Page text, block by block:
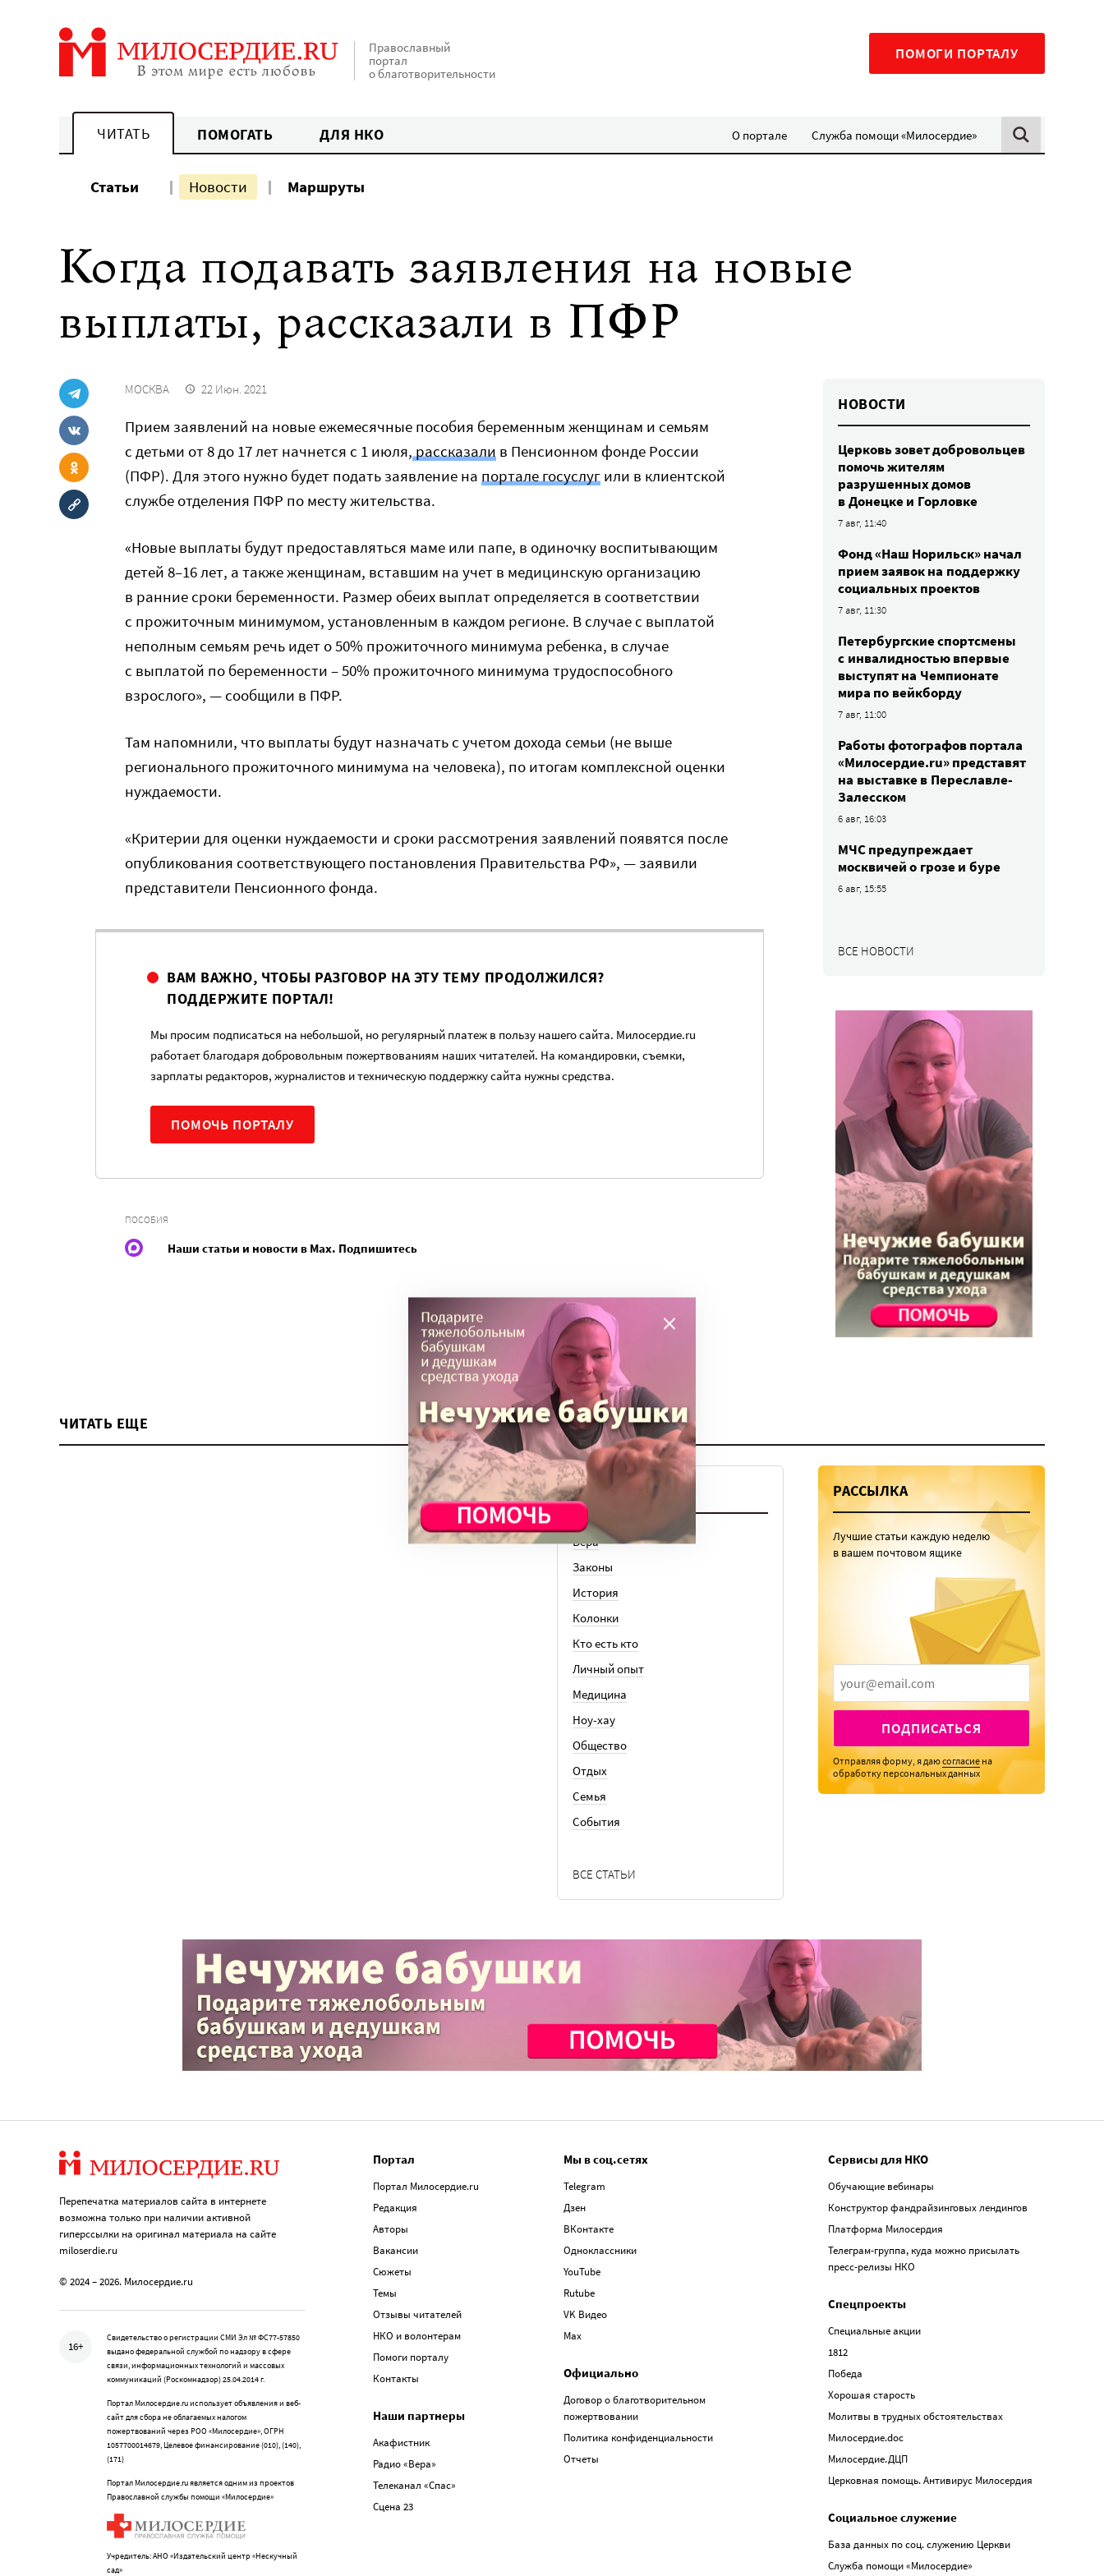
Православный
портал
о благотворительности
ПОМОГИ ПОРТАЛУ
ЧИТАТЬ ПОМОГАТЬ ДЛЯ НКО О портале Служба помощи «Милосердие»
Статьи Новости Маршруты
Когда подавать заявления на новые
выплаты, рассказали в ПФР
МОСКВА 22 Июн. 2021
Прием заявлений на новые ежемесячные пособия беременным женщинам и семьям
с детьми от 8 до 17 лет начнется с 1 июля,рассказали в Пенсионном фонде России
(ПФР). Для этого нужно будет подать заявление на портале госуслуг или в клиентской
службе отделения ПФР по месту жительства.
«Новые выплаты будут предоставляться маме или папе, в одиночку воспитывающим
детей 8–16 лет, а также женщинам, вставшим на учет в медицинскую организацию
в ранние сроки беременности. Размер обеих выплат определяется в соответствии
с прожиточным минимумом, установленным в каждом регионе. В случае с выплатой
неполным семьям речь идет о 50% прожиточного минимума ребенка, в случае
с выплатой по беременности – 50% прожиточного минимума трудоспособного
взрослого», — сообщили в ПФР.
Там напомнили, что выплаты будут назначать с учетом дохода семьи (не выше
регионального прожиточного минимума на человека), по итогам комплексной оценки
нуждаемости.
«Критерии для оценки нуждаемости и сроки рассмотрения заявлений появятся после
опубликования соответствующего постановления Правительства РФ», — заявили
представители Пенсионного фонда.
ВАМ ВАЖНО, ЧТОБЫ РАЗГОВОР НА ЭТУ ТЕМУ ПРОДОЛЖИЛСЯ?
ПОДДЕРЖИТЕ ПОРТАЛ!
Мы просим подписаться на небольшой, но регулярный платеж в пользу нашего сайта. Милосердие.ru
работает благодаря добровольным пожертвованиям наших читателей. На командировки, съемки,
зарплаты редакторов, журналистов и техническую поддержку сайта нужны средства.
ПОМОЧЬ ПОРТАЛУ
ПОСОБИЯ
Наши статьи и новости в Max. Подпишитесь
НОВОСТИ
Церковь зовет добровольцев
помочь жителям
разрушенных домов
в Донецке и Горловке
7 авг, 11:40
Фонд «Наш Норильск» начал
прием заявок на поддержку
социальных проектов
7 авг, 11:30
Петербургские спортсмены
c инвалидностью впервые
выступят на Чемпионате
мира по вейкборду
7 авг, 11:00
Работы фотографов портала
«Милосердие.ru» представят
на выставке в Переславле-
Залесском
6 авг, 16:03
МЧС предупреждает
москвичей о грозе и буре
6 авг, 15:55
ВСЕ НОВОСТИ
ЧИТАТЬ ЕЩЕ
ТЕМЫ
Вера
Законы
История
Колонки
Кто есть кто
Личный опыт
Медицина
Ноу-хау
Общество
Отдых
Семья
События
ВСЕ СТАТЬИ
РАССЫЛКА
Лучшие статьи каждую неделю
в вашем почтовом ящике
ПОДПИСАТЬСЯ
Отправляя форму, я даюсогласие на
обработку персональных данных
Перепечатка материалов сайта в интернете
возможна только при наличии активной
гиперссылки на оригинал материала на сайте
miloserdie.ru
© 2024 – 2026. Милосердие.ru
16+
Свидетельство о регистрации СМИ Эл № ФС77-57850
выдано федеральной службой по надзору в сфере
связи, информационных технологий и массовых
коммуникаций (Роскомнадзор) 25.04.2014 г.
Портал Милосердие.ru использует объявления и веб-
сайт для сбора не облагаемых налогом
пожертвований через РОО «Милосердие», ОГРН
1057700014679, Целевое финансирование (010), (140),
(171)
Портал Милосердие.ru является одним из проектов
Православной службы помощи «Милосердие»
Учредитель: АНО «Издательский центр «Нескучный
сад»
Портал
Портал Милосердие.ru
Редакция
Авторы
Вакансии
Сюжеты
Темы
Отзывы читателей
НКО и волонтерам
Помоги порталу
Контакты
Наши партнеры
Акафистник
Радио «Вера»
Телеканал «Спас»
Сцена 23
Мы в соц.сетях
Telegram
Дзен
ВКонтакте
Одноклассники
YouTube
Rutube
VK Видео
Max
Официально
Договор о благотворительном
пожертвовании
Политика конфиденциальности
Отчеты
Сервисы для НКО
Обучающие вебинары
Конструктор фандрайзинговых лендингов
Платформа Милосердия
Телеграм-группа, куда можно присылать
пресс-релизы НКО
Спецпроекты
Специальные акции
1812
Победа
Хорошая старость
Молитвы в трудных обстоятельствах
Милосердие.doc
Милосердие.ДЦП
Церковная помощь. Антивирус Милосердия
Социальное служение
База данных по соц. служению Церкви
Служба помощи «Милосердие»